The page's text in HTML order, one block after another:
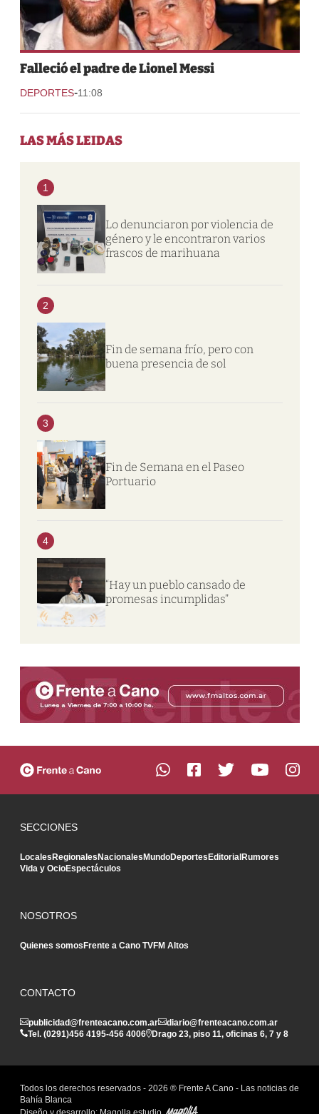
Falleció el padre de Lionel Messi
DEPORTES-11:08
LAS MÁS LEIDAS
1
Lo denunciaron por violencia de
género y le encontraron varios
frascos de marihuana
2
Fin de semana frío, pero con
buena presencia de sol
3
Fin de Semana en el Paseo
Portuario
4
“Hay un pueblo cansado de
promesas incumplidas”
SECCIONES
LocalesRegionalesNacionalesMundoDeportesEditorialRumores
Vida y OcioEspectáculos
NOSOTROS
Quienes somosFrente a Cano TVFM Altos
CONTACTO
publicidad@frenteacano.com.ar
diario@frenteacano.com.ar
Tel. (0291)456 4195-456 4006 Drago 23, piso 11, oficinas 6, 7 y 8
Todos los derechos reservados - 2026 ® Frente A Cano - Las noticias de
Bahía Blanca